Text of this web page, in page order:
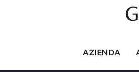
AZIENDA